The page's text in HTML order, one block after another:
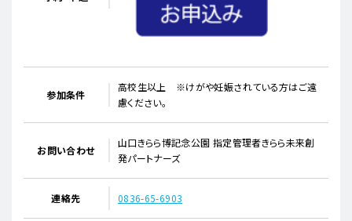
参加条件
高校生以上 ※けがや妊娠されている方はご遠
慮ください。
お問い合わせ
山口きらら博記念公園 指定管理者きらら未来創
発パートナーズ
連絡先 0836-65-6903